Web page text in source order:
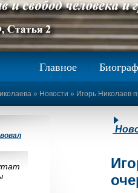
Главное
» Новости » Игорь Николаев